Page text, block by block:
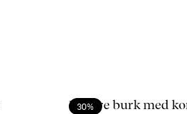
30%
Nature burk med